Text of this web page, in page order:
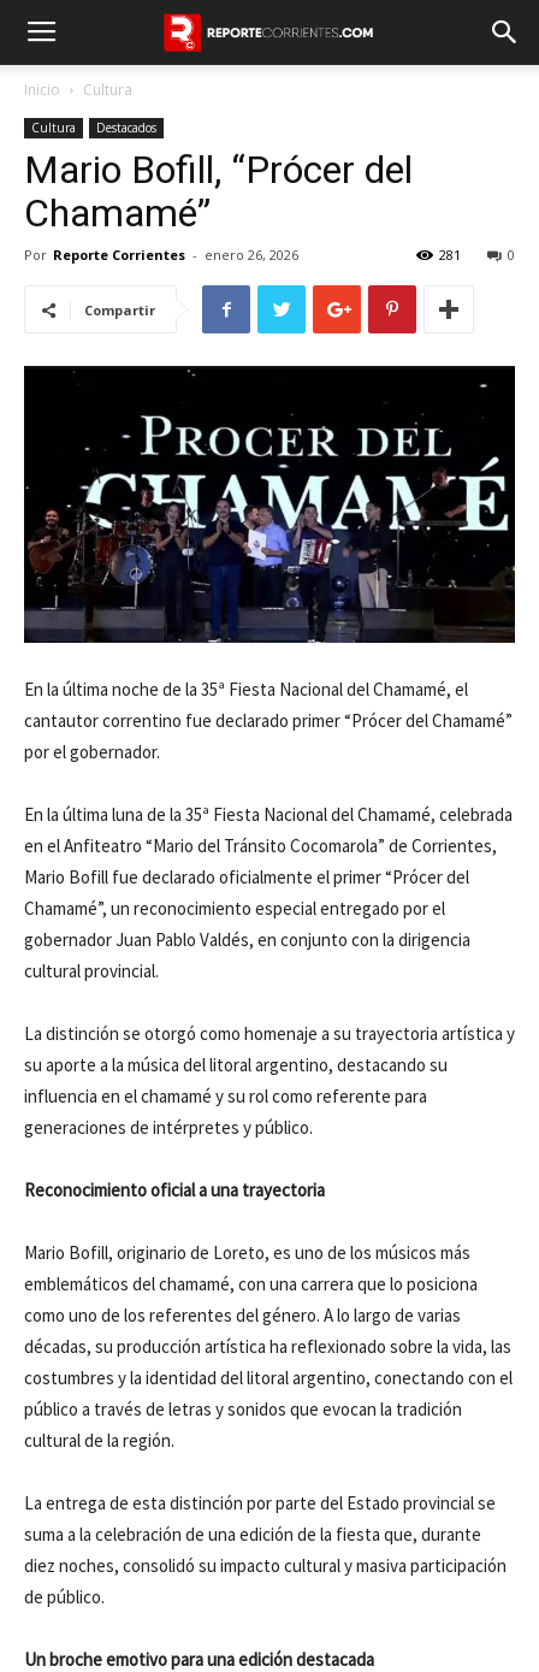
Inicio Cultura
Cultura Destacados
Mario Bofill, “Prócer del
Chamamé”
Por Reporte Corrientes - enero 26, 2026 0
281
Compartir
En la última noche de la 35ª Fiesta Nacional del Chamamé, el
cantautor correntino fue declarado primer “Prócer del Chamamé”
por el gobernador.
En la última luna de la 35ª Fiesta Nacional del Chamamé, celebrada
en el Anfiteatro “Mario del Tránsito Cocomarola” de Corrientes,
Mario Bofill fue declarado oficialmente el primer “Prócer del
Chamamé”, un reconocimiento especial entregado por el
gobernador Juan Pablo Valdés, en conjunto con la dirigencia
cultural provincial.
La distinción se otorgó como homenaje a su trayectoria artística y
su aporte a la música del litoral argentino, destacando su
influencia en el chamamé y su rol como referente para
generaciones de intérpretes y público.
Reconocimiento oficial a una trayectoria
Mario Bofill, originario de Loreto, es uno de los músicos más
emblemáticos del chamamé, con una carrera que lo posiciona
como uno de los referentes del género. A lo largo de varias
décadas, su producción artística ha reflexionado sobre la vida, las
costumbres y la identidad del litoral argentino, conectando con el
público a través de letras y sonidos que evocan la tradición
cultural de la región.
La entrega de esta distinción por parte del Estado provincial se
suma a la celebración de una edición de la fiesta que, durante
diez noches, consolidó su impacto cultural y masiva participación
de público.
Un broche emotivo para una edición destacada